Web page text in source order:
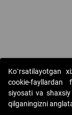
Copyright © 2017-
Ko`rsatilayotgan
cookie-fayllardan
siyosati va
qilganingizni